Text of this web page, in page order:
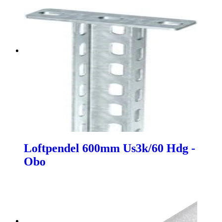
Loftpendel 600mm Us3k/60 Hdg -
Obo